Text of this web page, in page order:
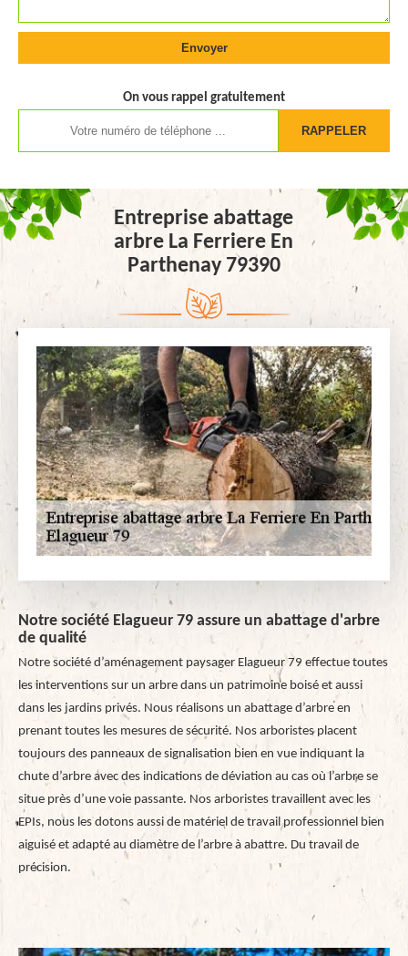
On vous rappel gratuitement
Entreprise abattage
arbre La Ferriere En
Parthenay 79390
Notre société Elagueur 79 assure un abattage d'arbre
de qualité
Notre société d’aménagement paysager Elagueur 79 effectue toutes
les interventions sur un arbre dans un patrimoine boisé et aussi
dans les jardins privés. Nous réalisons un abattage d’arbre en
prenant toutes les mesures de sécurité. Nos arboristes placent
toujours des panneaux de signalisation bien en vue indiquant la
chute d’arbre avec des indications de déviation au cas où l’arbre se
situe près d’une voie passante. Nos arboristes travaillent avec les
EPIs, nous les dotons aussi de matériel de travail professionnel bien
aiguisé et adapté au diamètre de l’arbre à abattre. Du travail de
précision.